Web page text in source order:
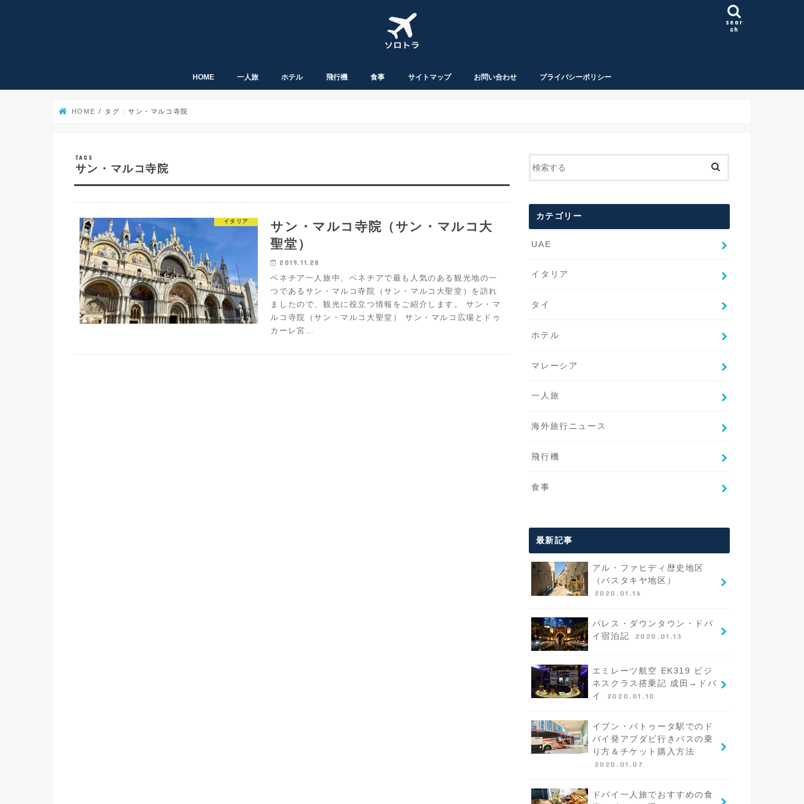
sear
ch
HOME 一人旅 ホテル 飛行機 食事 サイトマップ お問い合わせ プライバシーポリシー
HOME タグ : サン・マルコ寺院
サン・マルコ寺院
イタリア
サン・マルコ寺院（サン・マルコ大
聖堂）
2019.11.28
ベネチア一人旅中、ベネチアで最も人気のある観光地の一
つであるサン・マルコ寺院（サン・マルコ大聖堂）を訪れ
ましたので、観光に役立つ情報をご紹介します。 サン・マ
ルコ寺院（サン・マルコ大聖堂） サン・マルコ広場とドゥ
カーレ宮…
カテゴリー
UAE
イタリア
タイ
ホテル
マレーシア
一人旅
海外旅行ニュース
飛行機
食事
最新記事
アル・ファヒディ歴史地区
（バスタキヤ地区）
2020.01.16
パレス・ダウンタウン・ドバ
イ宿泊記
2020.01.13
エミレーツ航空 EK319 ビジ
ネスクラス搭乗記 成田→ドバ
イ
2020.01.10
イブン・バトゥータ駅でのド
バイ発アブダビ行きバスの乗
り方＆チケット購入方法
2020.01.07
ドバイ一人旅でおすすめの食